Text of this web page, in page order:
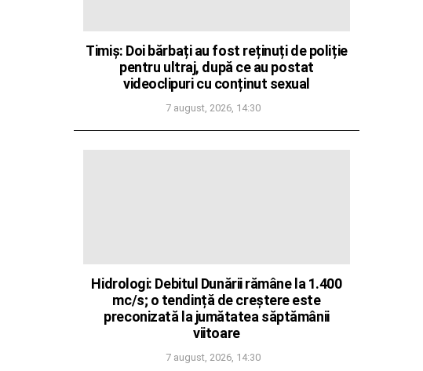
Timiș: Doi bărbați au fost reținuți de poliție
pentru ultraj, după ce au postat
videoclipuri cu conținut sexual
7 august, 2026, 14:30
Hidrologi: Debitul Dunării rămâne la 1.400
mc/s; o tendință de creștere este
preconizată la jumătatea săptămânii
viitoare
7 august, 2026, 14:30